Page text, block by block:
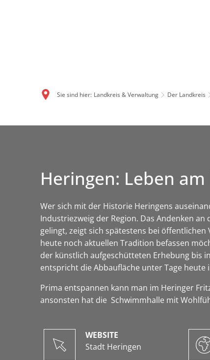
Sie sind hier: Landkreis & Verwaltung Der Landkreis
Heringen: Leben
Wer sich mit der Historie Heringens
Industriezweig der Region. Das Andenken
gelingt, zeigt sich spätestens bei
heute noch aktuellen Tradition befassen
der künstlich aufgeschütteten Erhebung bis
entspricht die Abbaufläche unter Tage
Prima entspannen kann man im Heringer
ansonsten hat die Schwimmhalle mit
WEBSITE
Stadt Heringen